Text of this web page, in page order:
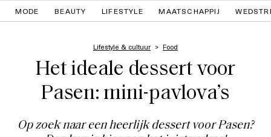
MODE BEAUTY LIFESTYLE MAATSCHAPPIJ
Lifestyle & cultuur Food
Het ideale dessert voor
Pasen: mini-pavlova’s
Op zoek naar een heerlijk dessert voor Pasen?